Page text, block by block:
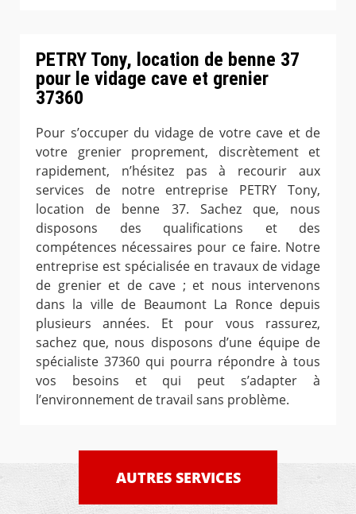
PETRY Tony, location de benne 37
pour le vidage cave et grenier
37360
Pour s’occuper du vidage de votre cave et de
votre grenier proprement, discrètement et
rapidement, n’hésitez pas à recourir aux
services de notre entreprise PETRY Tony,
location de benne 37. Sachez que, nous
disposons des qualifications et des
compétences nécessaires pour ce faire. Notre
entreprise est spécialisée en travaux de vidage
de grenier et de cave ; et nous intervenons
dans la ville de Beaumont La Ronce depuis
plusieurs années. Et pour vous rassurez,
sachez que, nous disposons d’une équipe de
spécialiste 37360 qui pourra répondre à tous
vos besoins et qui peut s’adapter à
l’environnement de travail sans problème.
AUTRES SERVICES